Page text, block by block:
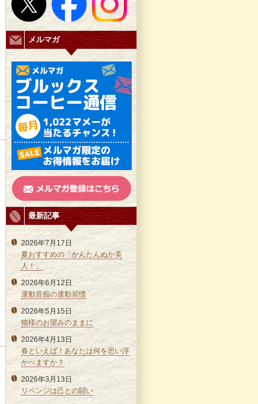
メルマガ
最新記事
2026年7月17日
夏おすすめの「かんたんぬか美
人！」
2026年6月12日
運動音痴の運動習慣
2026年5月15日
猫様のお望みのままに
2026年4月13日
春といえば！あなたは何を思い浮
かべますか？
2026年3月13日
リベンジは己との闘い